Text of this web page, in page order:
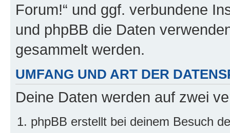
Forum!“ und ggf. verbundene
und phpBB die Daten
gesammelt werden.
UMFANG UND ART DER
Deine Daten werden auf zwei
phpBB erstellt bei deinem Besuch